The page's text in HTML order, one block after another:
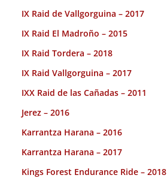
IX Raid de Vallgorguina – 2017
IX Raid El Madroño – 2015
IX Raid Tordera – 2018
IX Raid Vallgorguina – 2017
IXX Raid de las Cañadas – 2011
Jerez – 2016
Karrantza Harana – 2016
Karrantza Harana – 2017
Kings Forest Endurance Ride – 2018